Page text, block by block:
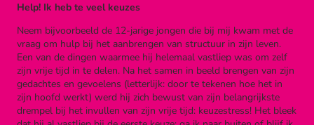
Help! Ik heb te veel keuzes
Neem bijvoorbeeld de 12-jarige jongen die bij mij kwam met de
vraag om hulp bij het aanbrengen van structuur in zijn leven.
Een van de dingen waarmee hij helemaal vastliep was om zelf
zijn vrije tijd in te delen. Na het samen in beeld brengen van zijn
gedachtes en gevoelens (letterlijk: door te tekenen hoe het in
zijn hoofd werkt) werd hij zich bewust van zijn belangrijkste
drempel bij het invullen van zijn vrije tijd: keuzestress! Het bleek